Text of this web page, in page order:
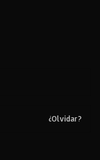
¿Olvidar?